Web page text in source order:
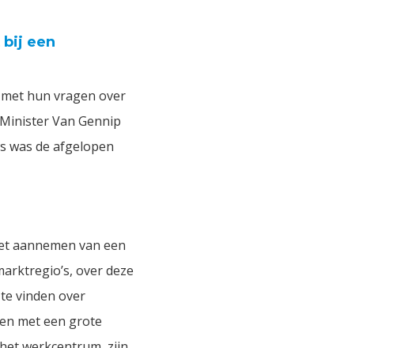
een
hun vragen over
Van Gennip
was de afgelopen
aannemen van een
over deze
vinden over
met een grote